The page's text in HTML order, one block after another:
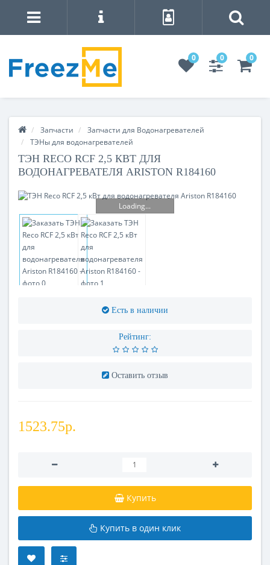
0 0 0
Запчасти
Запчасти для Водонагревателей
ТЭНы для водонагревателей
ТЭН RECO RCF 2,5 КВТ ДЛЯ
ВОДОНАГРЕВАТЕЛЯ ARISTON R184160
Loading...
Есть в наличии
Рейтинг:
Оставить отзыв
1523.75р.
Купить
Купить в один клик